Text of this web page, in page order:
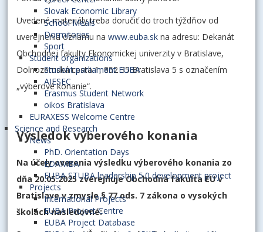
Slovak Economic Library
School Meals
Dormitories
Sport
Student organizations
Student parliament EUBA
AIESEC
Erasmus Student Network
oikos Bratislava
EURAXESS Welcome Centre
Science and Research
News
PhD. Orientation Days
EDAMBA
EUBA STUBA leadership 5.0 development project
Projects
International Projects
EUBA Project Centre
EUBA Project Database
Uvedené materiály treba doručiť do troch týždňov od
uverejnenia oznamu nawww.euba.sk na adresu: Dekanát
Obchodnej fakulty Ekonomickej univerzity v Bratislave,
Dolnozemská cesta 1, 852 35 Bratislava 5 s označením
„výberové konanie“.
Výsledok výberového konania
Na účely overenia výsledku výberového konania zo
dňa 20.05.2025 zverejňuje Obchodná fakulta EU v
Bratislave v zmysle § 77 ods. 7 zákona o vysokých
školách nasledovné: